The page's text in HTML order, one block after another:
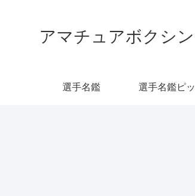
アマチュアボクシ
選手名鑑 選手名鑑ピ